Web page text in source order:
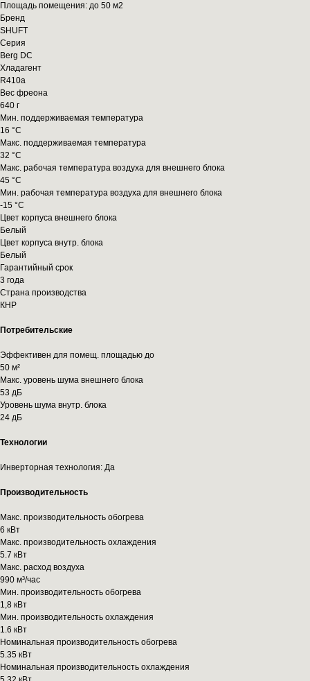
Площадь помещения: до 50 м2
Бренд
SHUFT
Серия
Berg DC
Хладагент
R410a
Вес фреона
640 г
Мин. поддерживаемая температура
16 °С
Макс. поддерживаемая температура
32 °С
Макс. рабочая температура воздуха для внешнего блока
45 °С
Мин. рабочая температура воздуха для внешнего блока
-15 °С
Цвет корпуса внешнего блока
Белый
Цвет корпуса внутр. блока
Белый
Гарантийный срок
3 года
Страна производства
КНР
Потребительские
Эффективен для помещ. площадью до
50 м²
Макс. уровень шума внешнего блока
53 дБ
Уровень шума внутр. блока
24 дБ
Технологии
Инверторная технология: Да
Производительность
Макс. производительность обогрева
6 кВт
Макс. производительность охлаждения
5.7 кВт
Макс. расход воздуха
990 м³/час
Мин. производительность обогрева
1,8 кВт
Мин. производительность охлаждения
1.6 кВт
Номинальная производительность обогрева
5.35 кВт
Номинальная производительность охлаждения